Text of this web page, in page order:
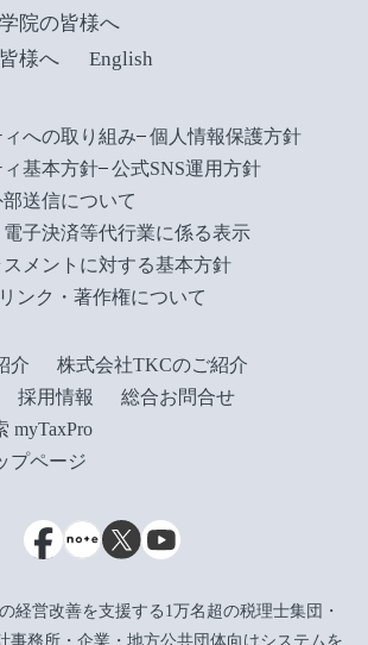
院の皆様へ
様へ
English
への取り組み
個人情報保護方針
基本方針
公式SNS運用方針
送信について
子決済等代行業に係る表示
メントに対する基本方針
リンク・著作権について
介
株式会社TKCのご紹介
採用情報
総合お問合せ
myTaxPro
プページ
経営改善を支援する1万名超の税理士集団・
事務所・企業・地方公共団体向けシステムを